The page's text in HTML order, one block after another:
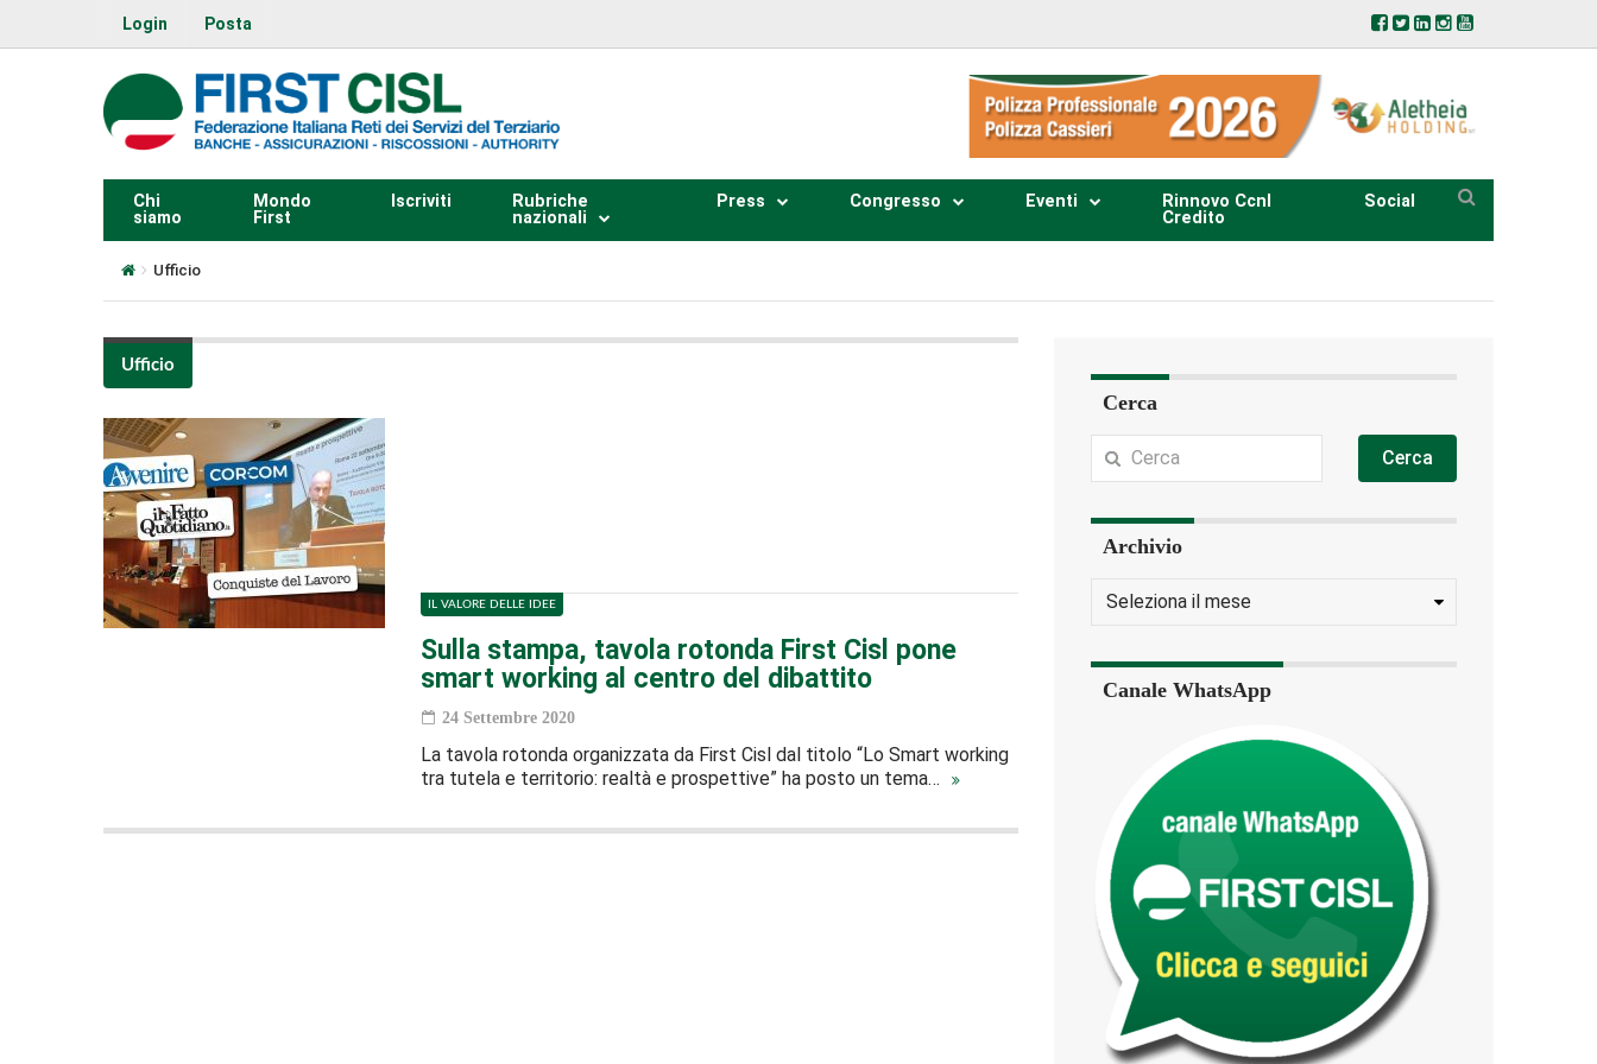
Login Posta
Chi
siamo
Mondo
First
Iscriviti
Rubriche
nazionali
Press Congresso Eventi
Rinnovo Ccnl
Credito
Social
Ufficio
Ufficio
IL VALORE DELLE IDEE
Sulla stampa, tavola rotonda First Cisl pone
smart working al centro del dibattito
24 Settembre 2020
La tavola rotonda organizzata da First Cisl dal titolo “Lo Smart working
tra tutela e territorio: realtà e prospettive” ha posto un tema…
Cerca
Cerca
Archivio
Canale WhatsApp